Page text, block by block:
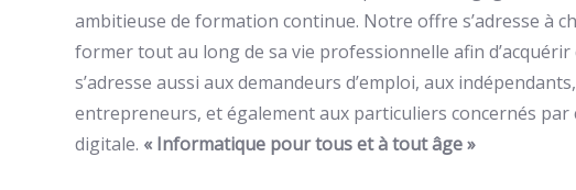
ambitieuse de formation continue. Notre offre s’adresse à
former tout au long de sa vie professionnelle afin
s’adresse aussi aux demandeurs d’emploi, aux
entrepreneurs, et également aux particuliers concernés
digitale. « Informatique pour tous et à tout âge »